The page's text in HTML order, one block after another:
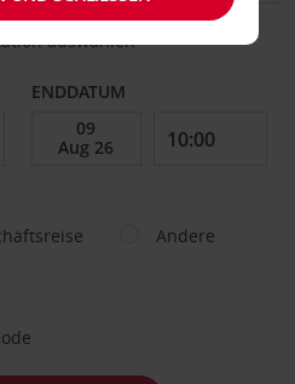
auswählen
ENDDATUM
Andere